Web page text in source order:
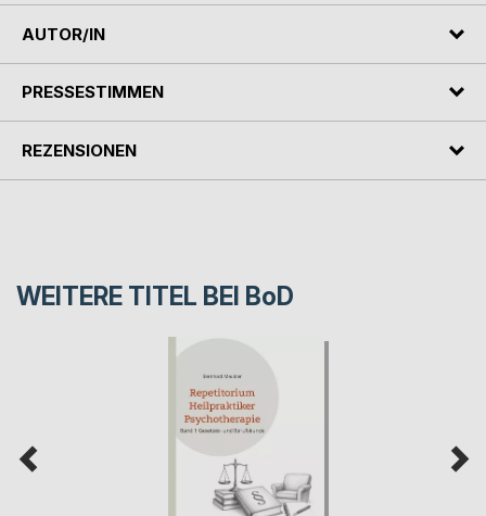
AUTOR/IN
PRESSESTIMMEN
REZENSIONEN
WEITERE TITEL BEI BoD